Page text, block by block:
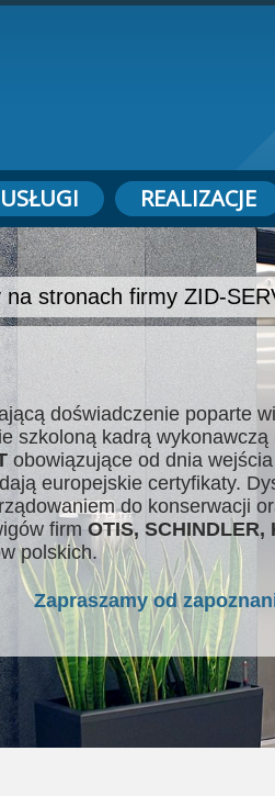
USŁUGI REALIZACJE
na stronach firmy ZID-
doświadczenie poparte
szkoloną kadrą wykonawczą
obowiązujące od dnia
europejskie certyfikaty.
do konserwacji
firmOTIS, SCHINDLER,
polskich.
Zapraszamy od